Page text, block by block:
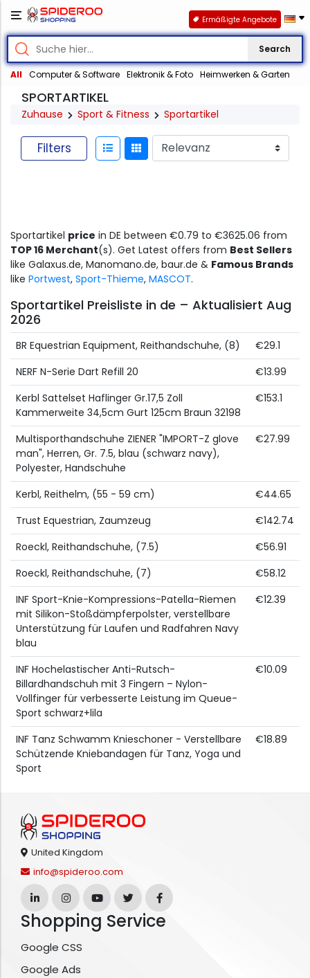
Search
All Computer & Software Elektronik & Foto Heimwerken & Garten
Ermäßigte Angebote
SPORTARTIKEL
Zuhause Sport & Fitness Sportartikel
Filters
Sportartikel price in DE between €0.79 to €3625.06 from
TOP 16 Merchant(s). Get Latest offers from Best Sellers
like Galaxus.de, Manomano.de, baur.de & Famous Brands
like Portwest, Sport-Thieme, MASCOT.
Sportartikel Preisliste in de – Aktualisiert Aug
2026
BR Equestrian Equipment, Reithandschuhe, (8)
€29.1
NERF N-Serie Dart Refill 20
€13.99
Kerbl Sattelset Haflinger Gr.17,5 Zoll
Kammerweite 34,5cm Gurt 125cm Braun 32198
€153.1
Multisporthandschuhe ZIENER "IMPORT-Z glove
man", Herren, Gr. 7.5, blau (schwarz navy),
Polyester, Handschuhe
€27.99
Kerbl, Reithelm, (55 - 59 cm)
€44.65
Trust Equestrian, Zaumzeug
€142.74
Roeckl, Reithandschuhe, (7.5)
€56.91
Roeckl, Reithandschuhe, (7)
€58.12
INF Sport-Knie-Kompressions-Patella-Riemen
mit Silikon-Stoßdämpferpolster, verstellbare
Unterstützung für Laufen und Radfahren Navy
blau
€12.39
INF Hochelastischer Anti-Rutsch-
Billardhandschuh mit 3 Fingern – Nylon-
Vollfinger für verbesserte Leistung im Queue-
Sport schwarz+lila
€10.09
INF Tanz Schwamm Knieschoner - Verstellbare
Schützende Kniebandagen für Tanz, Yoga und
Sport
€18.89
United Kingdom
info@spideroo.com
Shopping Service
Google CSS
Google Ads